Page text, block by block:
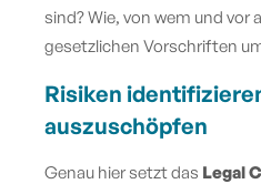
sind? Wie, von wem und vor
gesetzlichen Vorschriften
Risiken
auszuschöpfen
Genau hier setzt das Legal